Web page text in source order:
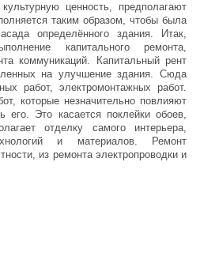
ценность, предполагают
таким образом, чтобы была
определённого здания. Итак,
капитального ремонта,
коммуникаций. Капитальный рент
на улучшение здания. Сюда
работ, электромонтажных работ.
которые незначительно повлияют
его. Это касается поклейки обоев,
отделку самого интерьера,
и материалов. Ремонт
из ремонта электропроводки и